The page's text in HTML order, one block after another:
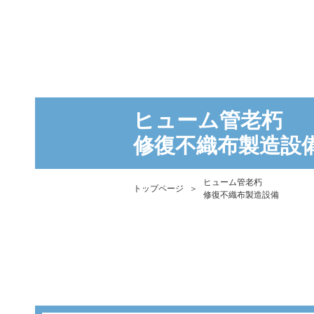
ヒューム管老朽
修復不織布製造設
トップページ ＞
ヒューム管老朽
​​​​​​​修復不織布製造設備